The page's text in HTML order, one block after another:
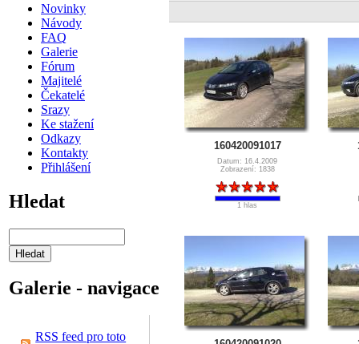
Novinky
Návody
FAQ
Galerie
Fórum
Majitelé
Čekatelé
Srazy
Ke stažení
Odkazy
Kontakty
Přihlášení
Hledat
Galerie - navigace
RSS feed pro toto
160420091017
Datum: 16.4.2009
Zobrazení: 1838
1 hlas